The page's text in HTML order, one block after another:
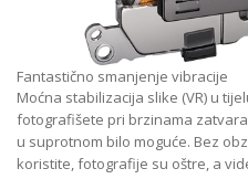
Fantastično smanjenje vibracije
Moćna stabilizacija slike (VR) u
fotografišete pri brzinama
u suprotnom bilo moguće. Bez
koristite, fotografije su oštre, a